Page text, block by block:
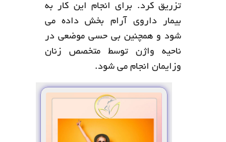
تزریق کرد. برای انجام این کار به
بیمار داروی آرام بخش داده می
شود و همچنین بی حسی موضعی در
ناحیه واژن توسط متخصص زنان
وزایمان انجام می شود.